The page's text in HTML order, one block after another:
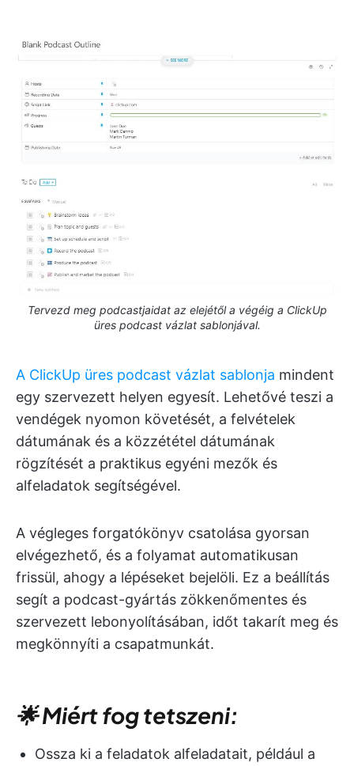
Tervezd meg podcastjaidat az elejétől a végéig a ClickUp
üres podcast vázlat sablonjával.
A ClickUp üres podcast vázlat sablonja mindent
egy szervezett helyen egyesít. Lehetővé teszi a
vendégek nyomon követését, a felvételek
dátumának és a közzététel dátumának
rögzítését a praktikus egyéni mezők és
alfeladatok segítségével.
A végleges forgatókönyv csatolása gyorsan
elvégezhető, és a folyamat automatikusan
frissül, ahogy a lépéseket bejelöli. Ez a beállítás
segít a podcast-gyártás zökkenőmentes és
szervezett lebonyolításában, időt takarít meg és
megkönnyíti a csapatmunkát.
🌟 Miért fog tetszeni:
Ossza ki a feladatok alfeladatait, például a